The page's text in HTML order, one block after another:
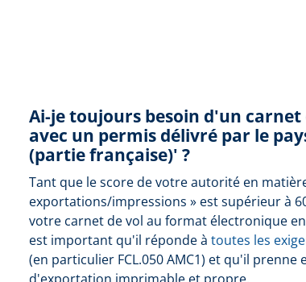
Ai-je toujours besoin d'un carnet
avec un permis délivré par le
(partie française)' ?
Tant que le score de votre autorité en
exportations/impressions » est supérieur à
votre carnet de vol au format électronique
est important qu'il réponde à toutes les
(en particulier FCL.050 AMC1) et qu'il